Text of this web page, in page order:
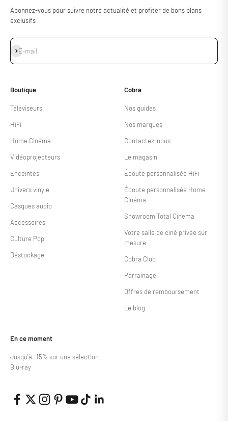
Abonnez-vous pour suivre notre actualité et profiter de bons plans
exclusifs
E-mail
S'inscrire
Boutique
Téléviseurs
HiFi
Home Cinéma
Vidéoprojecteurs
Enceintes
Univers vinyle
Casques audio
Accessoires
Culture Pop
Déstockage
Cobra
Nos guides
Nos marques
Contactez-nous
Le magasin
Écoute personnalisée HiFi
Écoute personnalisée Home
Cinéma
Showroom Total Cinema
Votre salle de ciné privée sur
mesure
Cobra Club
Parrainage
Offres de remboursement
Le blog
En ce moment
Jusqu'à -15% sur une sélection
Blu-ray